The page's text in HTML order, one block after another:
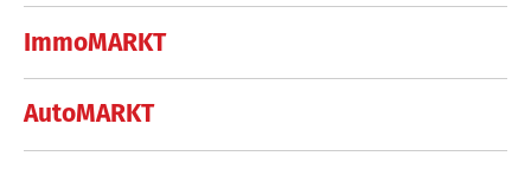
ImmoMARKT
AutoMARKT